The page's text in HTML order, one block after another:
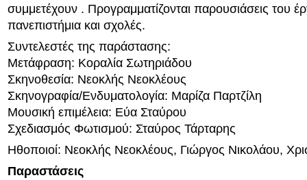
συμμετέχουν . Προγραμματίζονται παρουσιάσεις του
πανεπιστήμια και σχολές.
Συντελεστές της παράστασης:
Μετάφραση: Κοραλία Σωτηριάδου
Σκηνοθεσία: Νεοκλής Νεοκλέους
Σκηνογραφία/Ενδυματολογία: Μαρίζα Παρτζίλη
Μουσική επιμέλεια: Εύα Σταύρου
Σχεδιασμός Φωτισμού: Σταύρος Τάρταρης
Ηθοποιοί: Νεοκλής Νεοκλέους, Γιώργος Νικολάου,
Παραστάσεις